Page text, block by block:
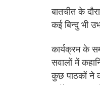
बातचीत के
कई बिन्दु भी
कार्यक्रम के
सवालों में
कुछ पाठकों ने